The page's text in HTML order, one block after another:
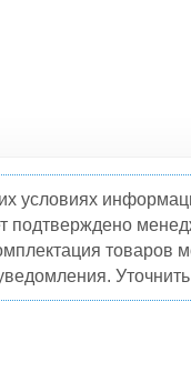
условиях
товаров